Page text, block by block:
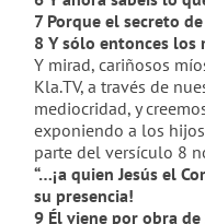
7 Porque el secreto
8 Y sólo entonces
Y mirad, cariñosos
Kla.TV, a través de
mediocridad, y
exponiendo a los
parte del versículo 8
“…¡a quien Jesús el
su presencia!
9 Él viene por obra de